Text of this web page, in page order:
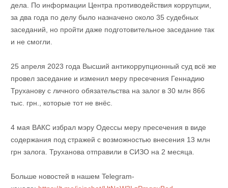
дела. По информации Центра противодействия коррупции,
за два года по делу было назначено около 35 судебных
заседаний, но пройти даже подготовительное заседание так
и не смогли.
25 апреля 2023 года Высший антикоррупционный суд всё же
провел заседание и изменил меру пресечения Геннадию
Труханову с личного обязательства на залог в 30 млн 866
тыс. грн., которые тот не внёс.
4 мая ВАКС избрал мэру Одессы меру пресечения в виде
содержания под стражей с возможностью внесения 13 млн
грн залога. Труханова отправили в СИЗО на 2 месяца.
Больше новостей в нашем Telegram-